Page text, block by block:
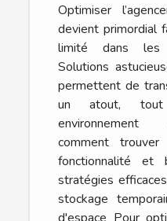
Optimiser
devient primordial
limité dans les
Solutions
permettent de
un atout,
environnement
comment trouver
fonctionnalité et
stratégies
stockage